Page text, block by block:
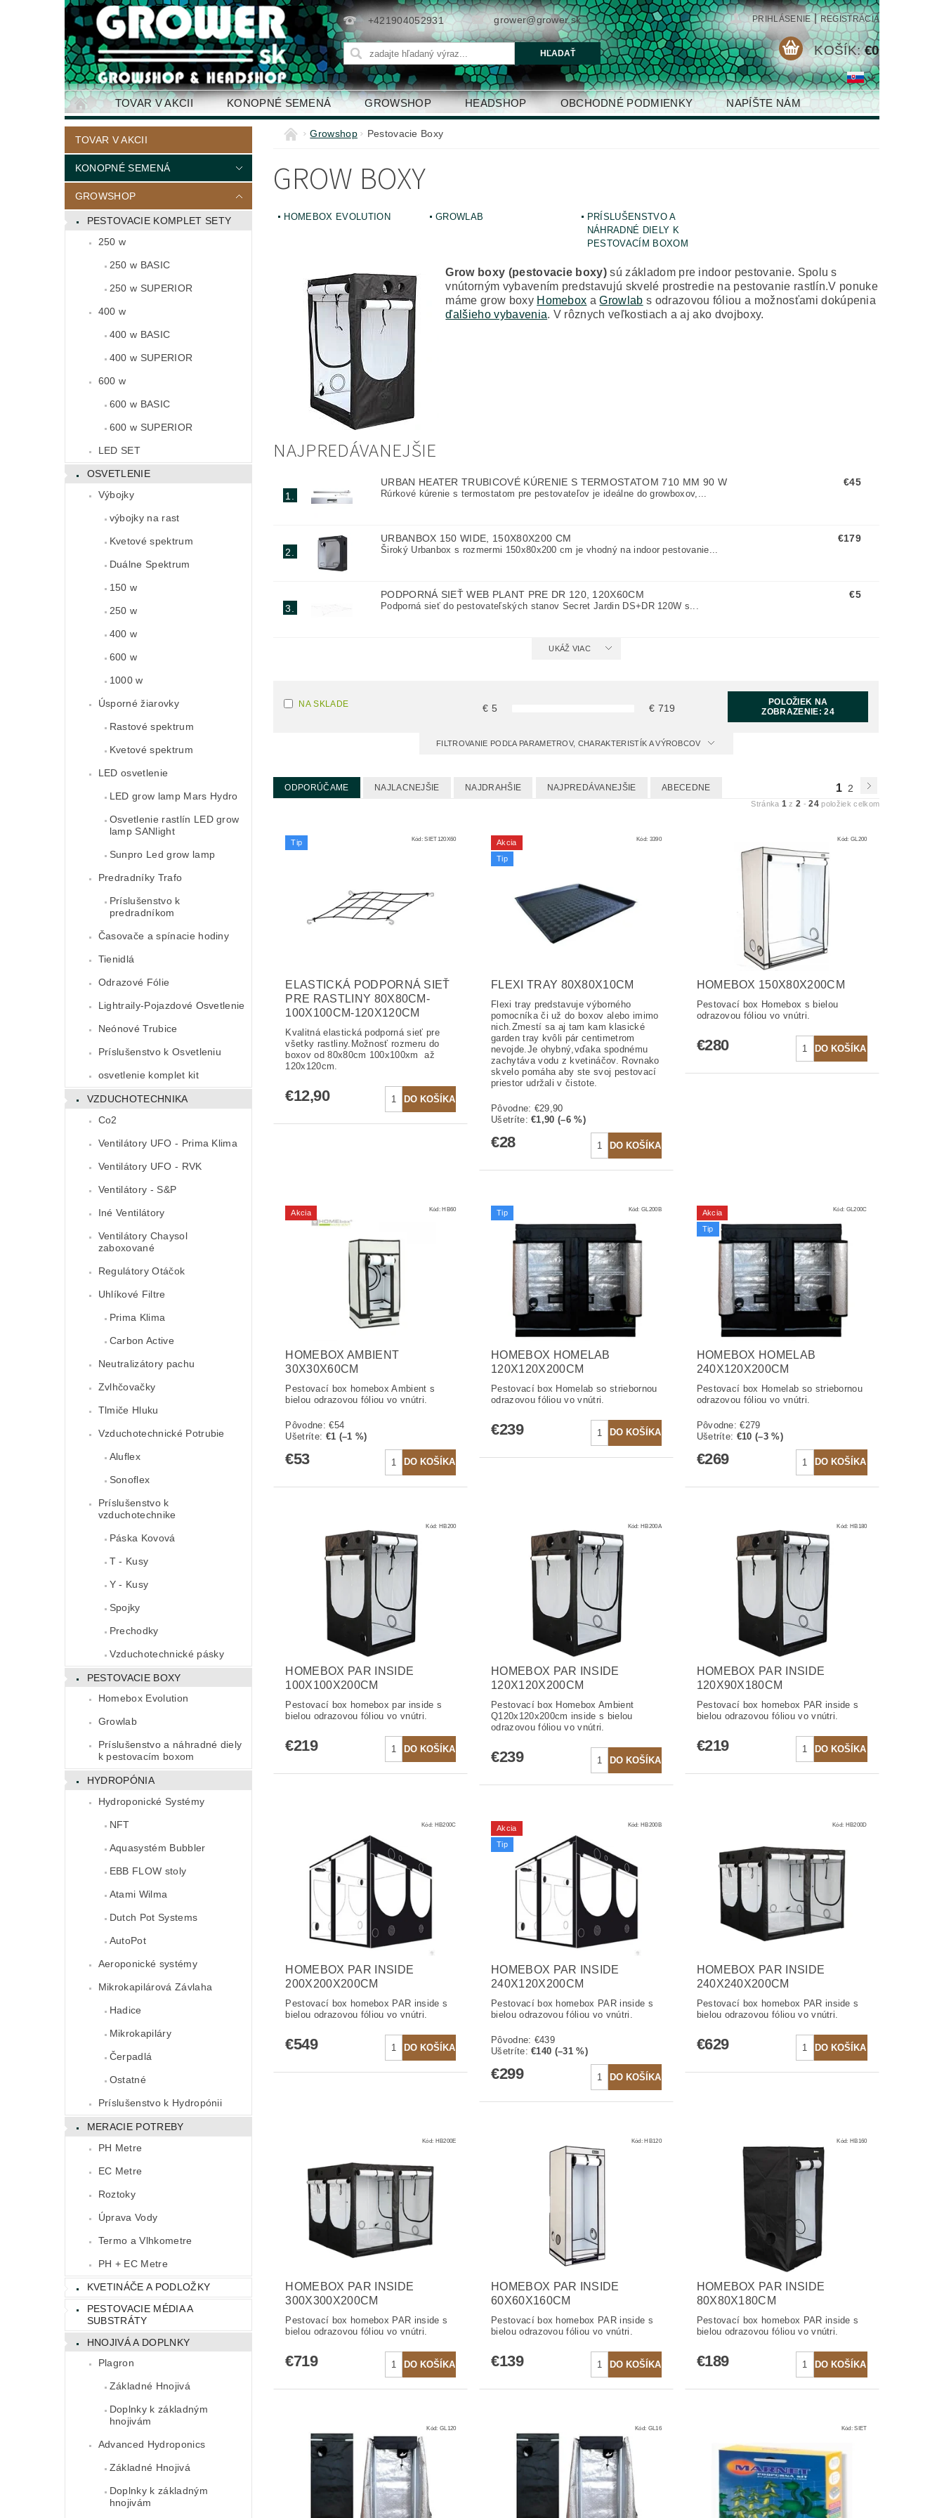
+421904052931 grower@grower.sk PRIHLÁSENIE | REGISTRÁCIA
KOŠÍK: €0
TOVAR V AKCII KONOPNÉ SEMENÁ GROWSHOP HEADSHOP OBCHODNÉ PODMIENKY NAPÍŠTE NÁM
KONTAKTY
TOVAR V AKCII
KONOPNÉ SEMENÁ
GROWSHOP
PESTOVACIE KOMPLET SETY
250 w
250 w BASIC
250 w SUPERIOR
400 w
400 w BASIC
400 w SUPERIOR
600 w
600 w BASIC
600 w SUPERIOR
LED SET
OSVETLENIE
Výbojky
výbojky na rast
Kvetové spektrum
Duálne Spektrum
150 w
250 w
400 w
600 w
1000 w
Úsporné žiarovky
Rastové spektrum
Kvetové spektrum
LED osvetlenie
LED grow lamp Mars Hydro
Osvetlenie rastlín LED grow
lamp SANlight
Sunpro Led grow lamp
Predradníky Trafo
Príslušenstvo k
predradníkom
Časovače a spínacie hodiny
Tienidlá
Odrazové Fólie
Lightraily-Pojazdové Osvetlenie
Neónové Trubice
Príslušenstvo k Osvetleniu
osvetlenie komplet kit
VZDUCHOTECHNIKA
Co2
Ventilátory UFO - Prima Klima
Ventilátory UFO - RVK
Ventilátory - S&P
Iné Ventilátory
Ventilátory Chaysol
zaboxované
Regulátory Otáčok
Uhlíkové Filtre
Prima Klima
Carbon Active
Neutralizátory pachu
Zvlhčovačky
Tlmiče Hluku
Vzduchotechnické Potrubie
Aluflex
Sonoflex
Príslušenstvo k
vzduchotechnike
Páska Kovová
T - Kusy
Y - Kusy
Spojky
Prechodky
Vzduchotechnické pásky
PESTOVACIE BOXY
Homebox Evolution
Growlab
Príslušenstvo a náhradné diely
k pestovacím boxom
HYDROPÓNIA
Hydroponické Systémy
NFT
Aquasystém Bubbler
EBB FLOW stoly
Atami Wilma
Dutch Pot Systems
AutoPot
Aeroponické systémy
Mikrokapilárová Závlaha
Hadice
Mikrokapiláry
Čerpadlá
Ostatné
Príslušenstvo k Hydropónii
MERACIE POTREBY
PH Metre
EC Metre
Roztoky
Úprava Vody
Termo a Vlhkometre
PH + EC Metre
KVETINÁČE A PODLOŽKY
PESTOVACIE MÉDIA A
SUBSTRÁTY
HNOJIVÁ A DOPLNKY
Plagron
Základné Hnojivá
Doplnky k základným
hnojivám
Advanced Hydroponics
Základné Hnojivá
Doplnky k základným
hnojivám
Growshop Pestovacie Boxy
GROW BOXY
HOMEBOX EVOLUTION GROWLAB
PRÍSLUŠENSTVO A
NÁHRADNÉ DIELY K
PESTOVACÍM BOXOM
Grow boxy (pestovacie boxy) sú základom pre indoor pestovanie. Spolu s
vnútorným vybavením predstavujú skvelé prostredie na pestovanie rastlín.V ponuke
máme grow boxy Homebox aGrowlab s odrazovou fóliou a možnosťami dokúpenia
ďalšieho vybavenia. V rôznych veľkostiach a aj ako dvojboxy.
NAJPREDÁVANEJŠIE
1.
URBAN HEATER TRUBICOVÉ KÚRENIE S TERMOSTATOM 710 MM 90 W
Rúrkové kúrenie s termostatom pre pestovateľov je ideálne do growboxov,...
€45
2.
URBANBOX 150 WIDE, 150X80X200 CM
Široký Urbanbox s rozmermi 150x80x200 cm je vhodný na indoor pestovanie...
€179
3.
PODPORNÁ SIEŤ WEB PLANT PRE DR 120, 120X60CM
Podporná sieť do pestovateľských stanov Secret Jardin DS+DR 120W s...
€5
UKÁŽ VIAC
NA SKLADE €5 € 719
POLOŽIEK NA
ZOBRAZENIE:24
FILTROVANIE PODĽA PARAMETROV, CHARAKTERISTÍK A VÝROBCOV
ODPORÚČAME NAJLACNEJŠIE NAJDRAHŠIE NAJPREDÁVANEJŠIE ABECEDNE 1 2
Stránka 1 z2 -24 položiek celkom
Tip Kód:SIET120X60
ELASTICKÁ PODPORNÁ SIEŤ
PRE RASTLINY 80X80CM-
100X100CM-120X120CM
Kvalitná elastická podporná sieť pre
všetky rastliny.Možnosť rozmeru do
boxov od 80x80cm 100x100xm až
120x120cm.
€12,90
Akcia
Tip
Kód: 3390
FLEXI TRAY 80X80X10CM
Flexi tray predstavuje výborného
pomocníka či už do boxov alebo imimo
nich.Zmestí sa aj tam kam klasické
garden tray kvôli pár centimetrom
nevojde.Je ohybný,vďaka spodnému
zachytáva vodu z kvetináčov. Rovnako
skvelo pomáha aby ste svoj pestovací
priestor udržali v čistote.
Pôvodne: €29,90
Ušetríte:€1,90 (–6 %)
€28
Kód:GL200
HOMEBOX 150X80X200CM
Pestovací box Homebox s bielou
odrazovou fóliou vo vnútri.
€280
Akcia Kód:HB60
HOMEBOX AMBIENT
30X30X60CM
Pestovací box homebox Ambient s
bielou odrazovou fóliou vo vnútri.
Pôvodne:€54
Ušetríte: €1 (–1 %)
€53
Tip Kód:GL200B
HOMEBOX HOMELAB
120X120X200CM
Pestovací box Homelab so striebornou
odrazovou fóliou vo vnútri.
€239
Akcia
Tip
Kód: GL200C
HOMEBOX HOMELAB
240X120X200CM
Pestovací box Homelab so striebornou
odrazovou fóliou vo vnútri.
Pôvodne:€279
Ušetríte: €10 (–3 %)
€269
Kód: HB200
HOMEBOX PAR INSIDE
100X100X200CM
Pestovací box homebox par inside s
bielou odrazovou fóliou vo vnútri.
€219
Kód:HB200A
HOMEBOX PAR INSIDE
120X120X200CM
Pestovací box Homebox Ambient
Q120x120x200cm inside s bielou
odrazovou fóliou vo vnútri.
€239
Kód:HB180
HOMEBOX PAR INSIDE
120X90X180CM
Pestovací box homebox PAR inside s
bielou odrazovou fóliou vo vnútri.
€219
Kód: HB200C
HOMEBOX PAR INSIDE
200X200X200CM
Pestovací box homebox PAR inside s
bielou odrazovou fóliou vo vnútri.
€549
Akcia
Tip
Kód:HB200B
HOMEBOX PAR INSIDE
240X120X200CM
Pestovací box homebox PAR inside s
bielou odrazovou fóliou vo vnútri.
Pôvodne: €439
Ušetríte:€140 (–31 %)
€299
Kód: HB200D
HOMEBOX PAR INSIDE
240X240X200CM
Pestovací box homebox PAR inside s
bielou odrazovou fóliou vo vnútri.
€629
Kód: HB200E
HOMEBOX PAR INSIDE
300X300X200CM
Pestovací box homebox PAR inside s
bielou odrazovou fóliou vo vnútri.
€719
Kód:HB120
HOMEBOX PAR INSIDE
60X60X160CM
Pestovací box homebox PAR inside s
bielou odrazovou fóliou vo vnútri.
€139
Kód:HB160
HOMEBOX PAR INSIDE
80X80X180CM
Pestovací box homebox PAR inside s
bielou odrazovou fóliou vo vnútri.
€189
Kód: GL120 Kód: GL16 Kód:SIET